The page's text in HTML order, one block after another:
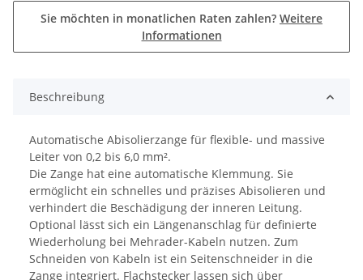
Sie möchten in monatlichen Raten zahlen? Weitere
Informationen
Beschreibung
Automatische Abisolierzange für flexible- und massive
Leiter von 0,2 bis 6,0 mm².
Die Zange hat eine automatische Klemmung. Sie
ermöglicht ein schnelles und präzises Abisolieren und
verhindert die Beschädigung der inneren Leitung.
Optional lässt sich ein Längenanschlag für definierte
Wiederholung bei Mehrader-Kabeln nutzen. Zum
Schneiden von Kabeln ist ein Seitenschneider in die
Zange integriert. Flachstecker lassen sich über